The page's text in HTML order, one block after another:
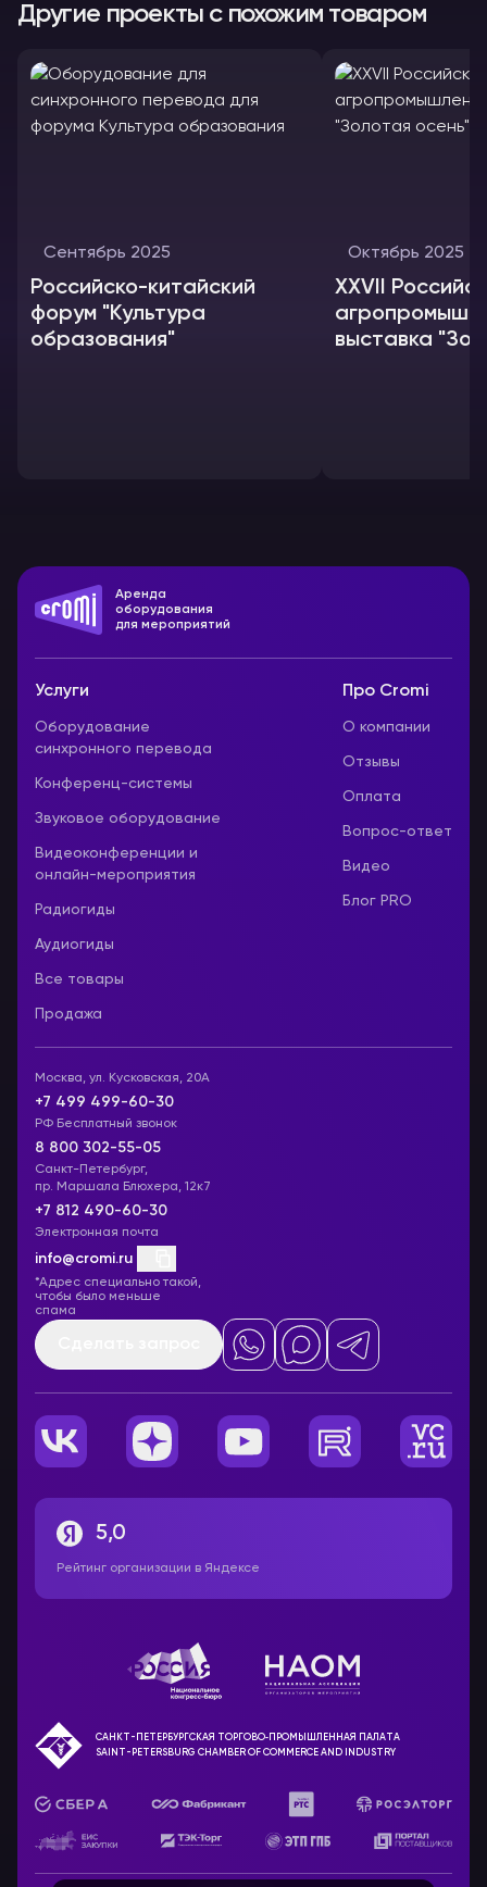
Другие проекты с похожим товаром
Сентябрь 2025
Российско-китайский
форум "Культура
образования"
Октябрь 2025
XXVII
выставка
Аренда
оборудования
для мероприятий
Услуги
Оборудование
синхронного перевода
Конференц-системы
Звуковое оборудование
Видеоконференции и
онлайн-мероприятия
Радиогиды
Аудиогиды
Все товары
Продажа
Про Cromi
О компании
Отзывы
Оплата
Вопрос-ответ
Видео
Блог PRO
Москва, ул. Кусковская, 20А
+7 499 499-60-30
РФ Бесплатный звонок
8 800 302-55-05
Санкт-Петербург,
пр. Маршала Блюхера, 12к7
+7 812 490-60-30
Электронная почта
info@cromi.ru
*Адрес специально такой,
чтобы было меньше
спама
5,0
Рейтинг организации в Яндексе
САНКТ-ПЕТЕРБУРГСКАЯ ТОРГОВО‑ПРОМЫШЛЕННАЯ ПАЛАТА
SAINT-PETERSBURG CHAMBER OF COMMERCE AND INDUSTRY